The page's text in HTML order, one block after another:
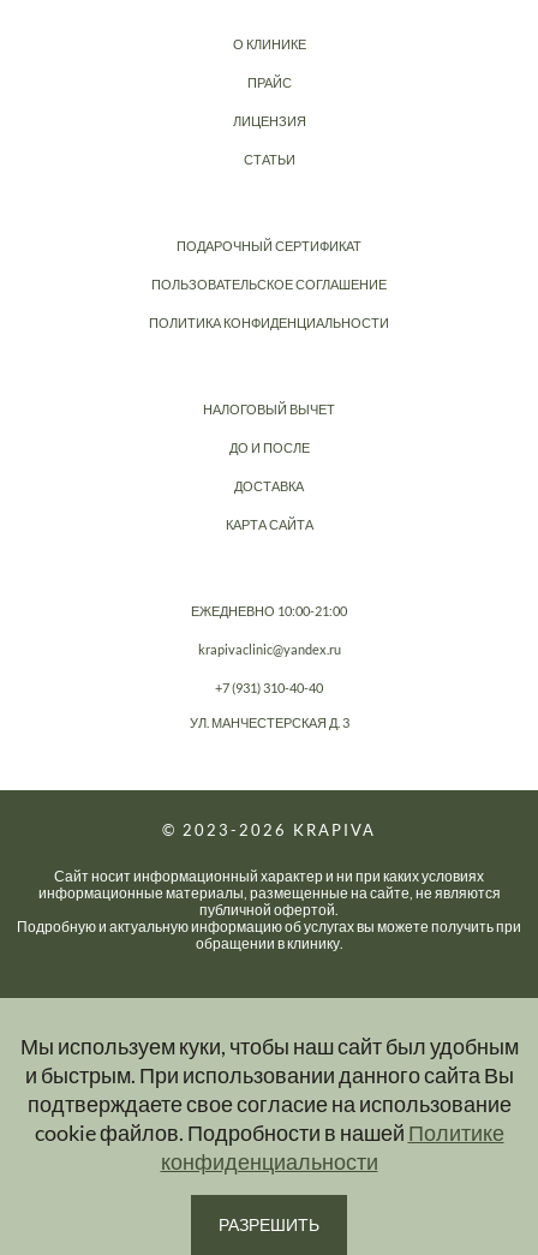
Мы используем куки, чтобы наш сайт был удобным
и быстрым. При использовании данного сайта Вы
подтверждаете свое согласие на использование
cookie файлов. Подробности в нашей Политике
конфиденциальности
РАЗРЕШИТЬ
О КЛИНИКЕ
ПРАЙС
ЛИЦЕНЗИЯ
СТАТЬИ
ПОДАРОЧНЫЙ СЕРТИФИКАТ
ПОЛЬЗОВАТЕЛЬСКОЕ СОГЛАШЕНИЕ
ПОЛИТИКА КОНФИДЕНЦИАЛЬНОСТИ
НАЛОГОВЫЙ ВЫЧЕТ
ДО И ПОСЛЕ
ДОСТАВКА
КАРТА САЙТА
ЕЖЕДНЕВНО 10:00-21:00
krapivaclinic@yandex.ru
+7 (931) 310-40-40
УЛ. МАНЧЕСТЕРСКАЯ Д. 3
© 2023-2026 KRAPIVA
Сайт носит информационный характер и ни при каких условиях
информационные материалы, размещенные на сайте, не являются
публичной офертой.
Подробную и актуальную информацию об услугах вы можете получить при
обращении в клинику.